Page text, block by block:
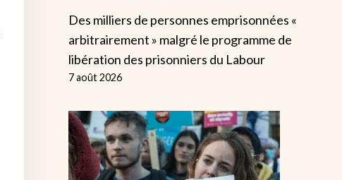
Des milliers de personnes emprisonnées «
arbitrairement » malgré le programme de
libération des prisonniers du Labour
7 août 2026